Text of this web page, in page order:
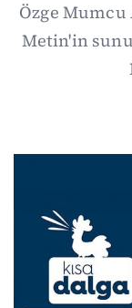
Özge
Metin'in